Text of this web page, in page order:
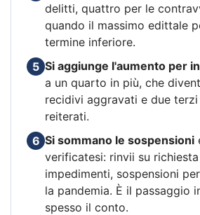
delitti, quattro per le
quando il massimo edittale
termine inferiore.
5 Si aggiunge l'aumento per
a un quarto in più, che
recidivi aggravati e due
reiterati.
6 Si sommano le sospensioni
verificatesi: rinvii su
impedimenti, sospensioni
la pandemia. È il passaggio
spesso il conto.